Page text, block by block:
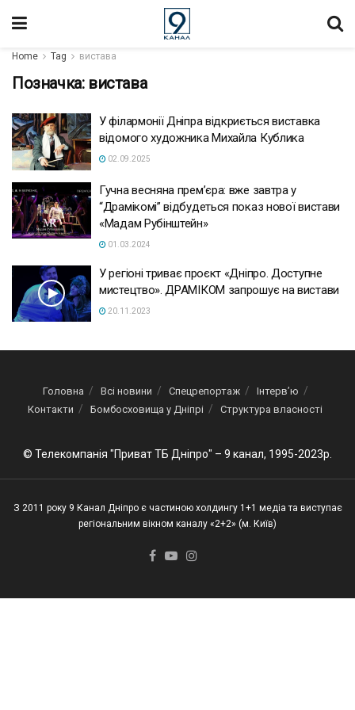
Home Tag вистава
Позначка: вистава
У філармонії Дніпра відкриється виставка
відомого художника Михайла Кублика
02.09.2025
Гучна весняна прем’єра: вже завтра у
“Драмікомі” відбудеться показ нової вистави
«Мадам Рубінштейн»
01.03.2024
У регіоні триває проєкт «Дніпро. Доступне
мистецтво». ДРАМІКОМ запрошує на вистави
20.11.2023
Головна Всі новини Спецрепортаж
Інтерв’ю
Контакти
Бомбосховища у Дніпрі Структура власності
© Телекомпанія "Приват ТБ Дніпро" – 9 канал, 1995-2023р.
З 2011 року 9 Канал Дніпро є частиною холдингу 1+1 медіа та виступає
регіональним вікном каналу «2+2» (м. Київ)